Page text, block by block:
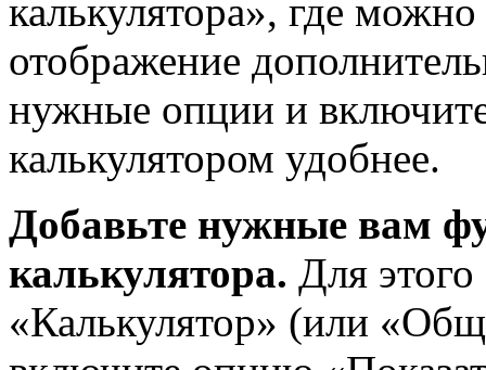
калькулятора», где
отображение
нужные опции и
калькулятором удобнее.
Добавьте нужные вам
калькулятора. Для
«Калькулятор» (или